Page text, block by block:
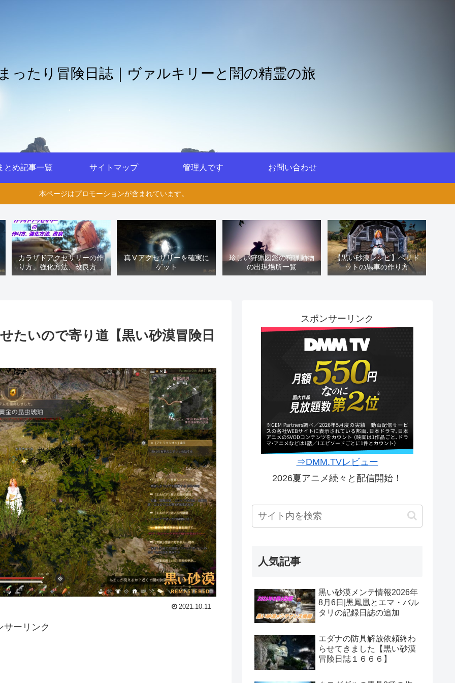
ったり冒険日誌｜ヴァルキリーと闇の精霊の旅
とめ記事一覧 サイトマップ 管理人です お問い合わせ
本ページはプロモーションが含まれています。
カラザドアクセサリーの作
り方、強化方法、改良方法
などまとめ【黒い砂漠冒険
真Ⅴアクセサリーを確実に
ゲット
珍しい狩猟図鑑の狩猟動物
の出現場所一覧
【黒い砂漠レシピ】ペリド
ットの馬車の作り方
たいので寄り道【黒い砂漠冒険日
2021.10.11
サーリンク
スポンサーリンク
⇒DMM.TVレビュー
2026夏アニメ続々と配信開始！
人気記事
黒い砂漠メンテ情報2026年
8月6日|黒鳳凰とエマ・バル
タリの記録日誌の追加
エダナの防具解放依頼終わ
らせてきました【黒い砂漠
冒険日誌１６６６】